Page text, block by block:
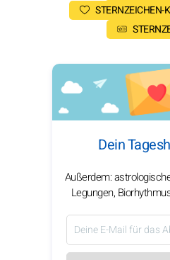
STERNZEICHEN-
Dein
Außerdem:
Legungen,